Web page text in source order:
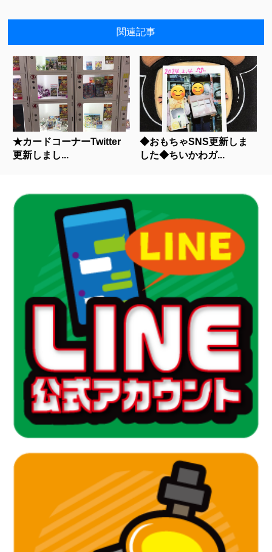
関連記事
★カードコーナーTwitter
更新しまし...
◆おもちゃSNS更新しま
した◆ちいかわガ...